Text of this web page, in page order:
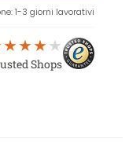
: 1-3 giorni lavorativi
Shops